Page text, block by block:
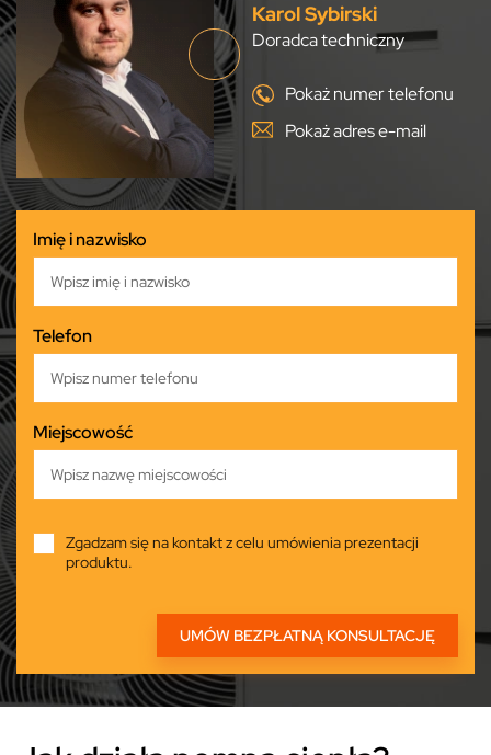
Karol Sybirski
Doradca techniczny
Pokaż numer telefonu
Pokaż adres e-mail
Imię i nazwisko
Telefon
Miejscowość
Zgadzam się na kontakt z celu umówienia prezentacji
produktu.